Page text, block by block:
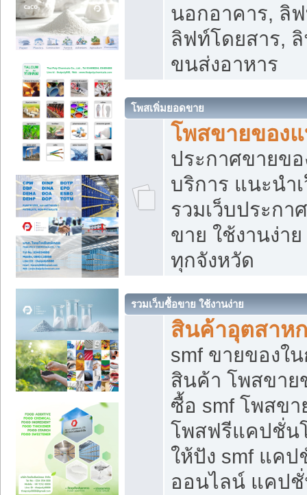
นอกอาคาร, ลิ
ลิฟท์โดยสาร,
ขนส่งอาหาร
โพสเพิ่มยอดขาย
โพสขายของ
ประกาศขายข
บริการ แนะนำ
รวมเว็บประกา
ขาย ใช้งานง่า
ทุกจังหวัด
รวมเว็บซื้อขาย ใช้งานง่าย
สินค้าอุตสาห
smf ขายของใ
สินค้า โพสขาย
ซื้อ smf โพสข
โพสฟรีแคปชั่น
ให้ปัง smf แค
ออนไลน์ แคป